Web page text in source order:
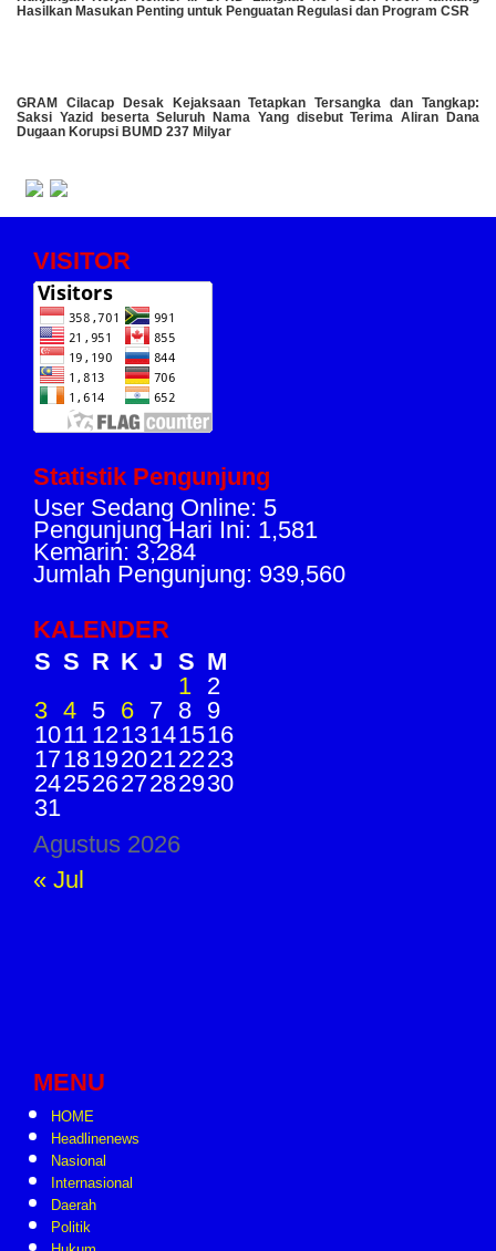
Hasilkan Masukan Penting untuk Penguatan Regulasi dan Program CSR
GRAM Cilacap Desak Kejaksaan Tetapkan Tersangka dan Tangkap:
Saksi Yazid beserta Seluruh Nama Yang disebut Terima Aliran Dana
Dugaan Korupsi BUMD 237 Milyar
VISITOR
Statistik Pengunjung
User Sedang Online: 5
Pengunjung Hari Ini: 1,581
Kemarin: 3,284
Jumlah Pengunjung: 939,560
KALENDER
Agustus 2026
S S R K J S M
1 2
3 4 5 6 7 8 9
1011 1213141516
17181920212223
24252627282930
31
« Jul
MENU
HOME
Headlinenews
Nasional
Internasional
Daerah
Politik